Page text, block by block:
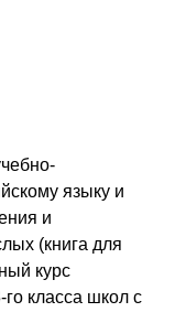
языку и
и
(книга для
курс
класса школ с